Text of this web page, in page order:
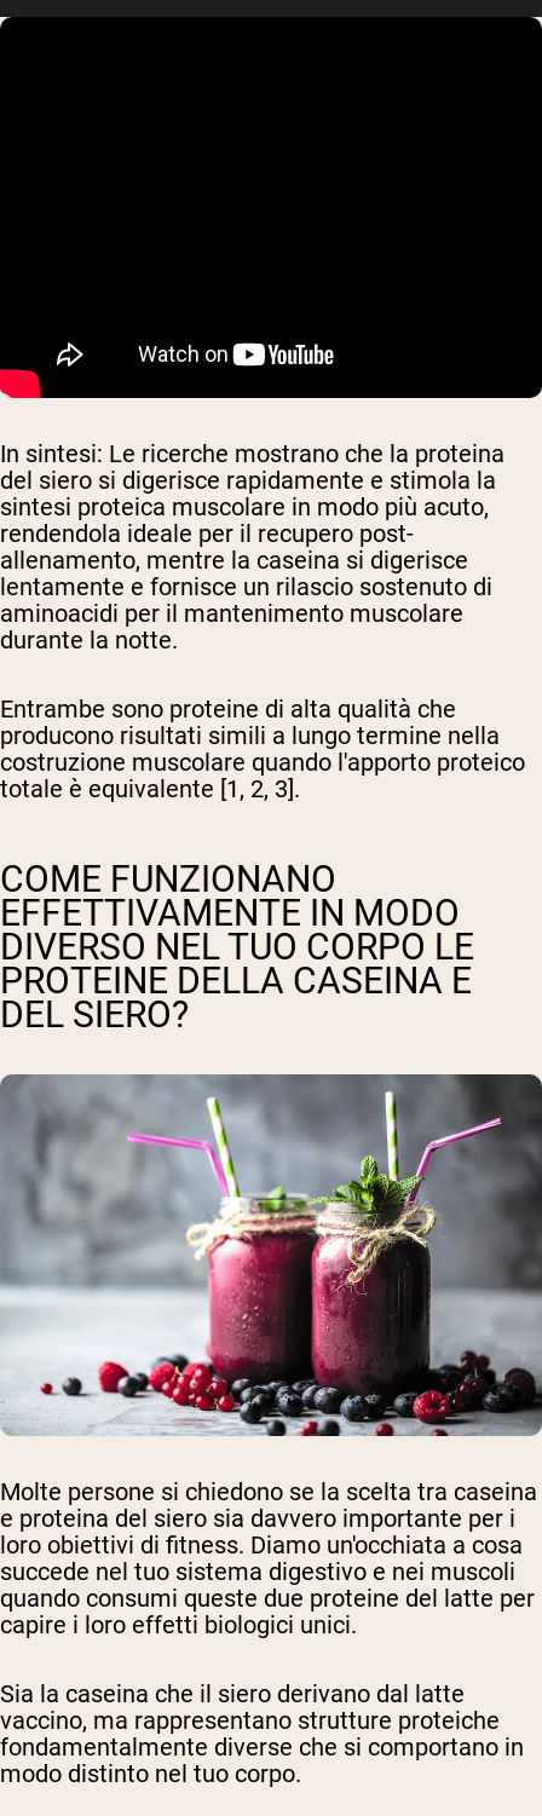
In sintesi: Le ricerche mostrano che la proteina
del siero si digerisce rapidamente e stimola la
sintesi proteica muscolare in modo più acuto,
rendendola ideale per il recupero post-
allenamento, mentre la caseina si digerisce
lentamente e fornisce un rilascio sostenuto di
aminoacidi per il mantenimento muscolare
durante la notte.
Entrambe sono proteine di alta qualità che
producono risultati simili a lungo termine nella
costruzione muscolare quando l'apporto proteico
totale è equivalente [1, 2, 3].
COME FUNZIONANO
EFFETTIVAMENTE IN MODO
DIVERSO NEL TUO CORPO LE
PROTEINE DELLA CASEINA E
DEL SIERO?
Molte persone si chiedono se la scelta tra caseina
e proteina del siero sia davvero importante per i
loro obiettivi di fitness. Diamo un'occhiata a cosa
succede nel tuo sistema digestivo e nei muscoli
quando consumi queste due proteine del latte per
capire i loro effetti biologici unici.
Sia la caseina che il siero derivano dal latte
vaccino, ma rappresentano strutture proteiche
fondamentalmente diverse che si comportano in
modo distinto nel tuo corpo.